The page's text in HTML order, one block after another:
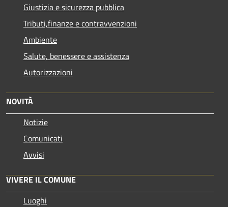
Giustizia e sicurezza pubblica
Tributi,finanze e contravvenzioni
Ambiente
Salute, benessere e assistenza
Autorizzazioni
NOVITÀ
Notizie
Comunicati
Avvisi
VIVERE IL COMUNE
Luoghi